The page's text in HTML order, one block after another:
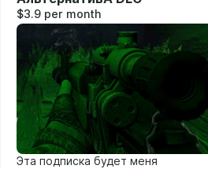
$3.9 per month
Эта подписка будет меня